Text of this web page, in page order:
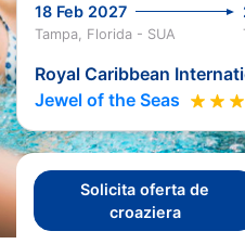
18 Feb 2027
Tampa, Florida - SUA
Royal Caribbean
Jewel of the Seas
Solicita oferta de
croaziera